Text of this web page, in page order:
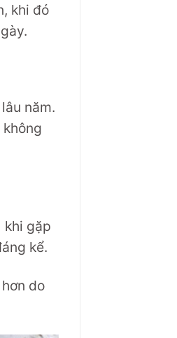
khi đó
năm.
khi gặp
kể.
do